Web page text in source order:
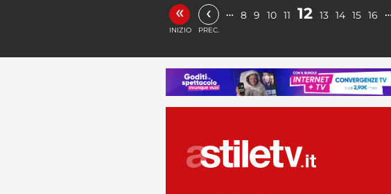
«
INIZIO
‹
PREC.
… 8 9 10 11 12 13 14 15 16